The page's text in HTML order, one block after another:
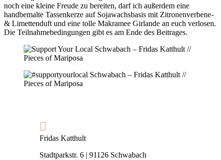
noch eine kleine Freude zu bereiten, darf ich außerdem eine
handbemalte Tassenkerze auf Sojawachsbasis mit Zitronenverbene-
& Limettenduft und eine tolle Makramee Girlande an euch verlosen.
Die Teilnahmebedingungen gibt es am Ende des Beitrages.
Fridas Katthult
Stadtparkstr. 6 | 91126 Schwabach